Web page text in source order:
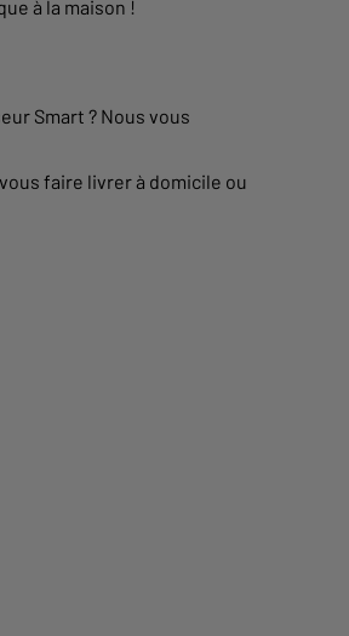
à la maison !
Smart ? Nous vous
faire livrer à domicile ou